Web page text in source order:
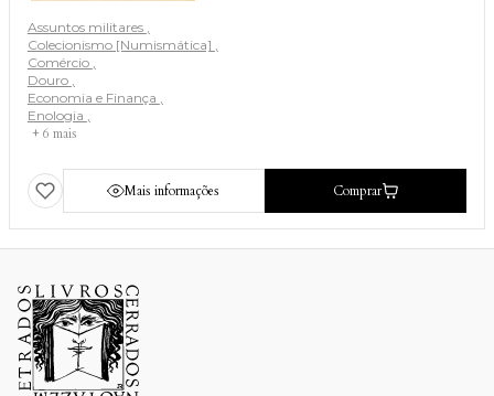
Assuntos militares
Colecionismo [Numismática]
Comércio
Douro
Economia e Finança
Enologia
+ 6 mais
Mais informações Comprar